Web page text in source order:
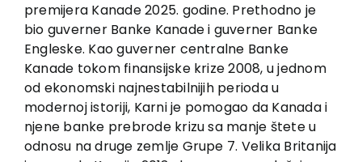
Knjige
U pripremi
Akcija
Autori
Vesti
EU PROJEKTI
premijera Kanade 2025. godine. Prethodno je
bio guverner Banke Kanade i guverner Banke
Engleske. Kao guverner centralne Banke
Kanade tokom finansijske krize 2008, u jednom
od ekonomski najnestabilnijih perioda u
modernoj istoriji, Karni je pomogao da Kanada i
njene banke prebrode krizu sa manje štete u
odnosu na druge zemlje Grupe 7. Velika Britanija